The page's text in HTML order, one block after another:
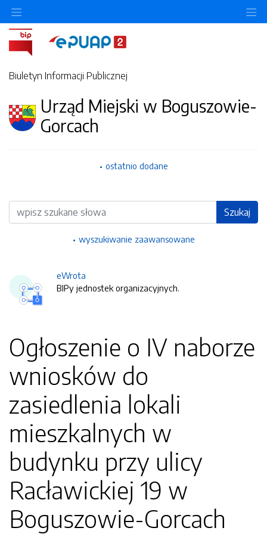
Biuletyn Informacji Publicznej
Urząd Miejski w Boguszowie-
Gorcach
ostatnio dodane
Wyszukiwarka Szukaj
wyszukiwanie zaawansowane
eWrota
BIPy jednostek organizacyjnych.
Ogłoszenie o IV naborze
wniosków do
zasiedlenia lokali
mieszkalnych w
budynku przy ulicy
Racławickiej 19 w
Boguszowie-Gorcach